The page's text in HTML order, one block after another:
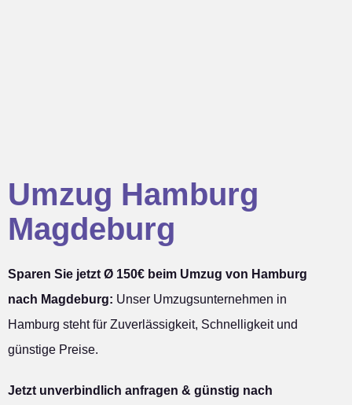
Umzug Hamburg
Magdeburg
Sparen Sie jetzt Ø 150€ beim Umzug von Hamburg
nach Magdeburg: Unser Umzugsunternehmen in
Hamburg steht für Zuverlässigkeit, Schnelligkeit und
günstige Preise.
Jetzt unverbindlich anfragen & günstig nach